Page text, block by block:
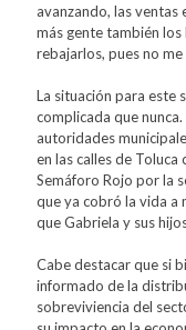
avanzando, las ventas
más gente también
rebajarlos, pues no me
La situación para este
complicada que
autoridades
en las calles de Toluca
Semáforo Rojo por la
que ya cobró la vida a
que Gabriela y sus
Cabe destacar que si
informado de la
sobreviviencia del